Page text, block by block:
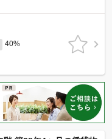
40%